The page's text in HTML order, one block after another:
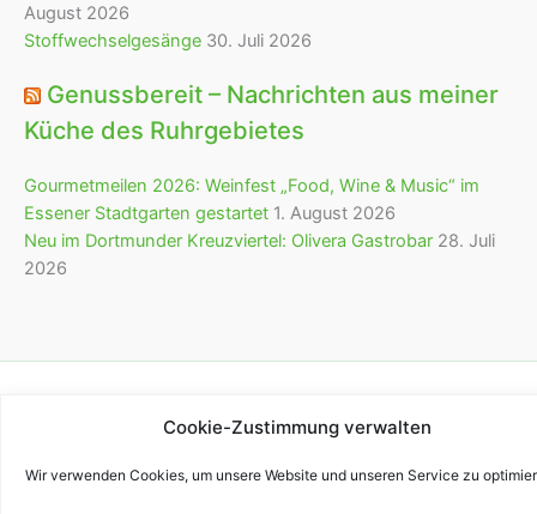
Cookie-Zustimmung verwalten
Wir verwenden Cookies, um unsere Website und unseren Service zu
August 2026
Stoffwechselgesänge 30. Juli 2026
Genussbereit – Nachrichten aus meiner
Küche des Ruhrgebietes
Gourmetmeilen 2026: Weinfest „Food, Wine & Music“ im
Essener Stadtgarten gestartet 1. August 2026
Neu im Dortmunder Kreuzviertel: Olivera Gastrobar 28. Juli
2026
Copyright © 2026 bürofürvieles